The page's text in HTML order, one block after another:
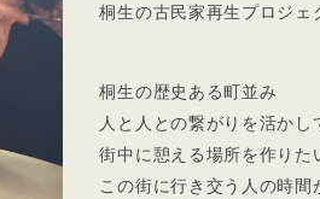
桐生の古民家再生プロジェ
桐生の歴史ある町並み
人と人との繋がりを活かし
街中に憩える場所を作りた
この街に行き交う人の時間